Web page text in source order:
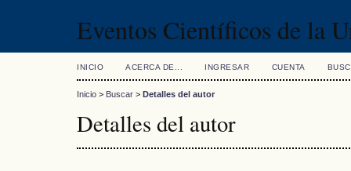
Eventos Científicos de la
INICIO ACERCA DE... INGRESAR CUENTA
Inicio > Buscar > Detalles del autor
Detalles del autor